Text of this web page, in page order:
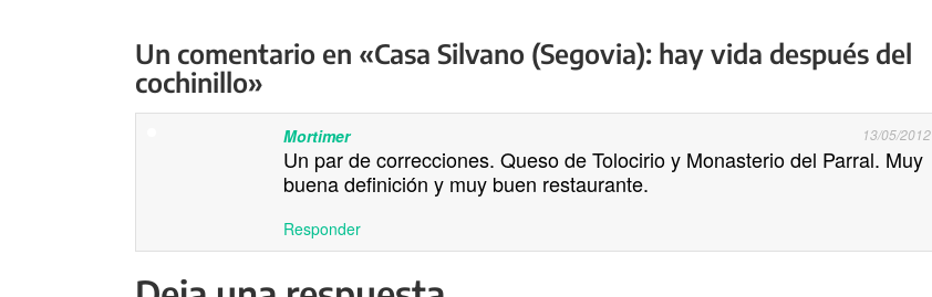
Un comentario en «Casa Silvano (Segovia): hay vida después del
cochinillo»
Mortimer 13/05/2012
Un par de correcciones. Queso de Tolocirio y Monasterio del Parral. Muy
buena definición y muy buen restaurante.
Responder